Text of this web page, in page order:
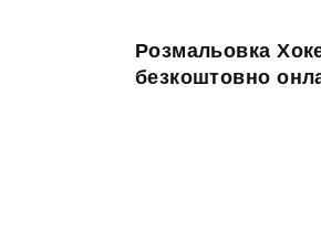
Розмальовка
безкоштовно